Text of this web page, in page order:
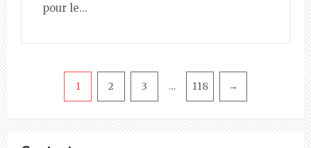
pour le...
Pagination
1 2 3 … 118 →